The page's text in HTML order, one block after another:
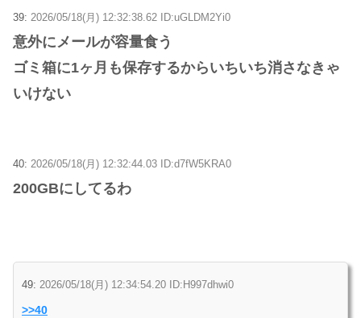
39: 2026/05/18(月) 12:32:38.62 ID:uGLDM2Yi0
意外にメールが容量食う
ゴミ箱に1ヶ月も保存するからいちいち消さなきゃ
いけない
40: 2026/05/18(月) 12:32:44.03 ID:d7fW5KRA0
200GBにしてるわ
49: 2026/05/18(月) 12:34:54.20 ID:H997dhwi0
>>40